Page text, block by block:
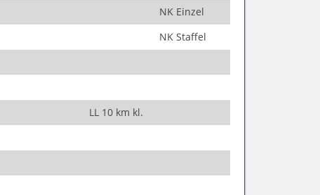
NK Einzel
NK Staffel
LL 10 km kl.